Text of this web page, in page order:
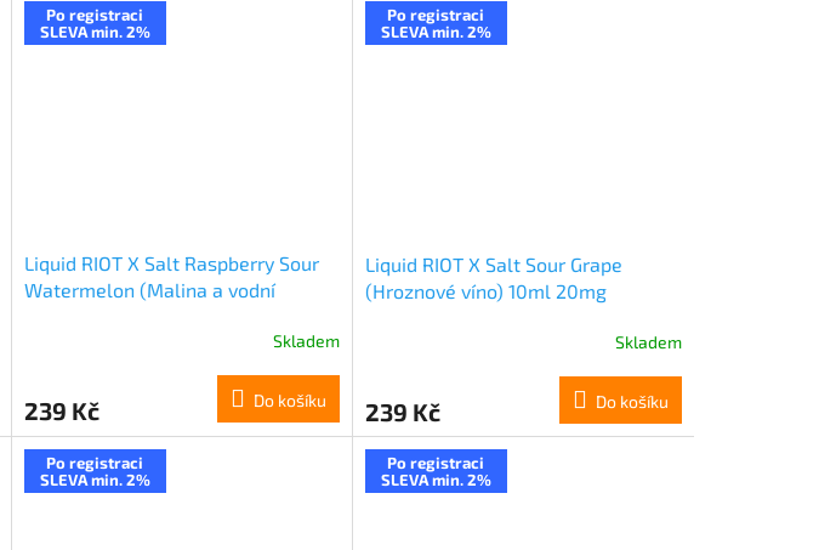
Po registraci
SLEVA min. 2%
Liquid RIOT X Salt Raspberry Sour
Watermelon (Malina a vodní
Skladem
239 Kč Do košíku
Po registraci
SLEVA min. 2%
Liquid RIOT X Salt Sour Grape
(Hroznové víno) 10ml 20mg
Skladem
239 Kč Do košíku
Po registraci
SLEVA min. 2%
Po registraci
SLEVA min. 2%